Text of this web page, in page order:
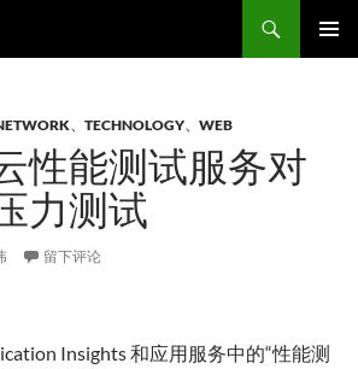
、 TECHNOLOGY、 WEB
性能测试服务对
力测试
留下评论
Insights 和应用服务中的“性能测